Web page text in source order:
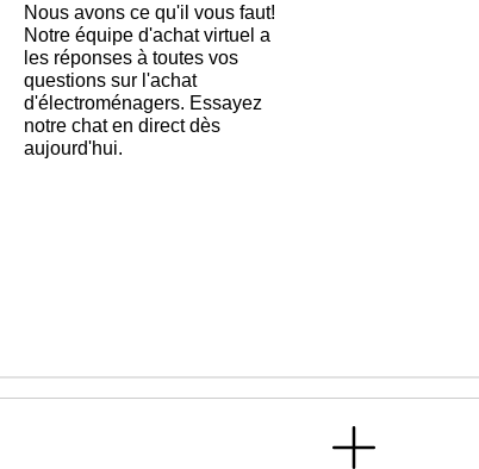
Nous avons ce qu'il vous faut!
Notre équipe d'achat virtuel a
les réponses à toutes vos
questions sur l'achat
d'électroménagers. Essayez
notre chat en direct dès
aujourd'hui.